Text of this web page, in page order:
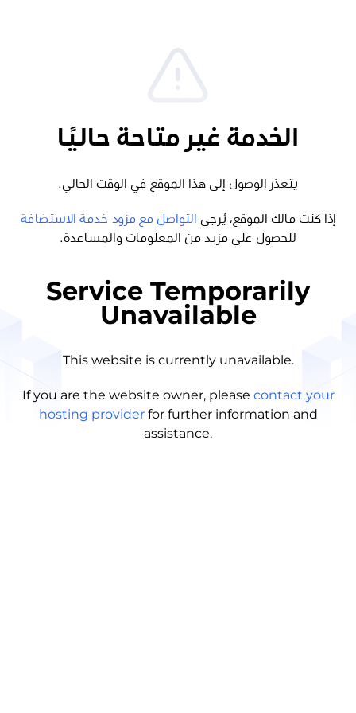
الخدمة غير متاحة حاليًا
يتعذر الوصول إلى هذا الموقع في الوقت الحالي.
إذا كنت مالك الموقع، يُرجى
التواصل مع مزود خدمة الاستضافة
للحصول على مزيد من المعلومات والمساعدة.
Service Temporarily
Unavailable
This website is currently unavailable.
If you are the website owner, please contact your
hosting provider for further information and
assistance.